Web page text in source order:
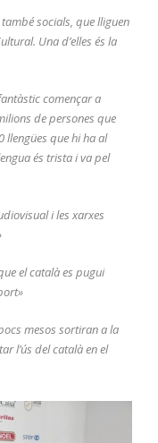
socials, que lliguen
Una d’elles és la
començar a
de persones que
llengües que hi ha al
és trista i va pel
i les xarxes
el català es pugui
mesos sortiran a la
l’ús del català en el